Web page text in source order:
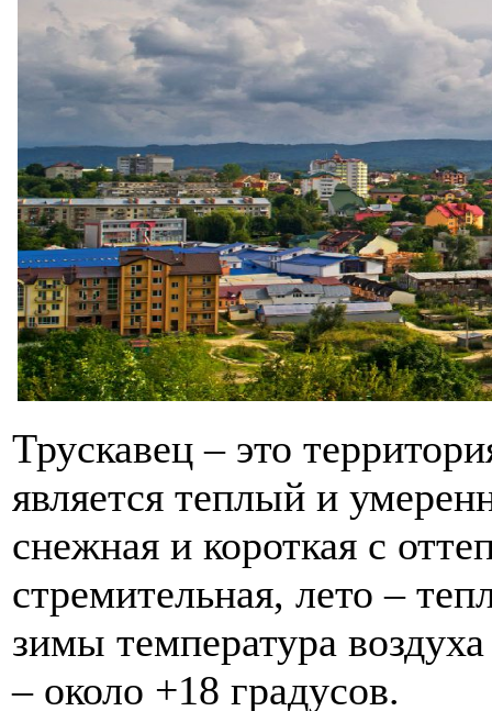
Трускавец – это
является теплый и
снежная и короткая с
стремительная, лето –
зимы температура
– около +18 градусов.